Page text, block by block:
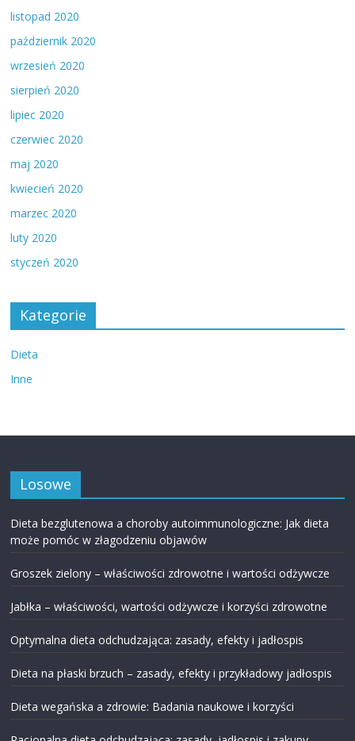
listopad 2020
październik 2020
wrzesień 2020
sierpień 2020
lipiec 2020
czerwiec 2020
maj 2020
kwiecień 2020
marzec 2020
luty 2020
styczeń 2020
Kategorie
Dieta
Inne
Losowe
Dieta bezglutenowa a choroby autoimmunologiczne: Jak dieta
może pomóc w złagodzeniu objawów
Groszek zielony – właściwości zdrowotne i wartości odżywcze
Jabłka – właściwości, wartości odżywcze i korzyści zdrowotne
Optymalna dieta odchudzająca: zasady, efekty i jadłospis
Dieta na płaski brzuch – zasady, efekty i przykładowy jadłospis
Dieta wegańska a zdrowie: Badania naukowe i korzyści